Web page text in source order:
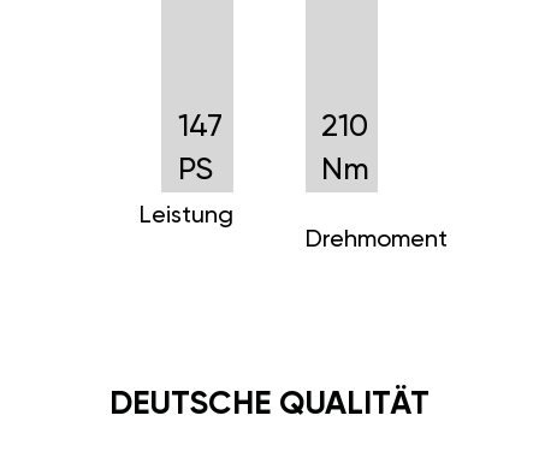
147
PS
Leistung
210
Nm
Drehmoment
DEUTSCHE QUALITÄT